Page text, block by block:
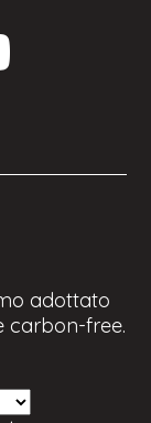
adottato
carbon-free.